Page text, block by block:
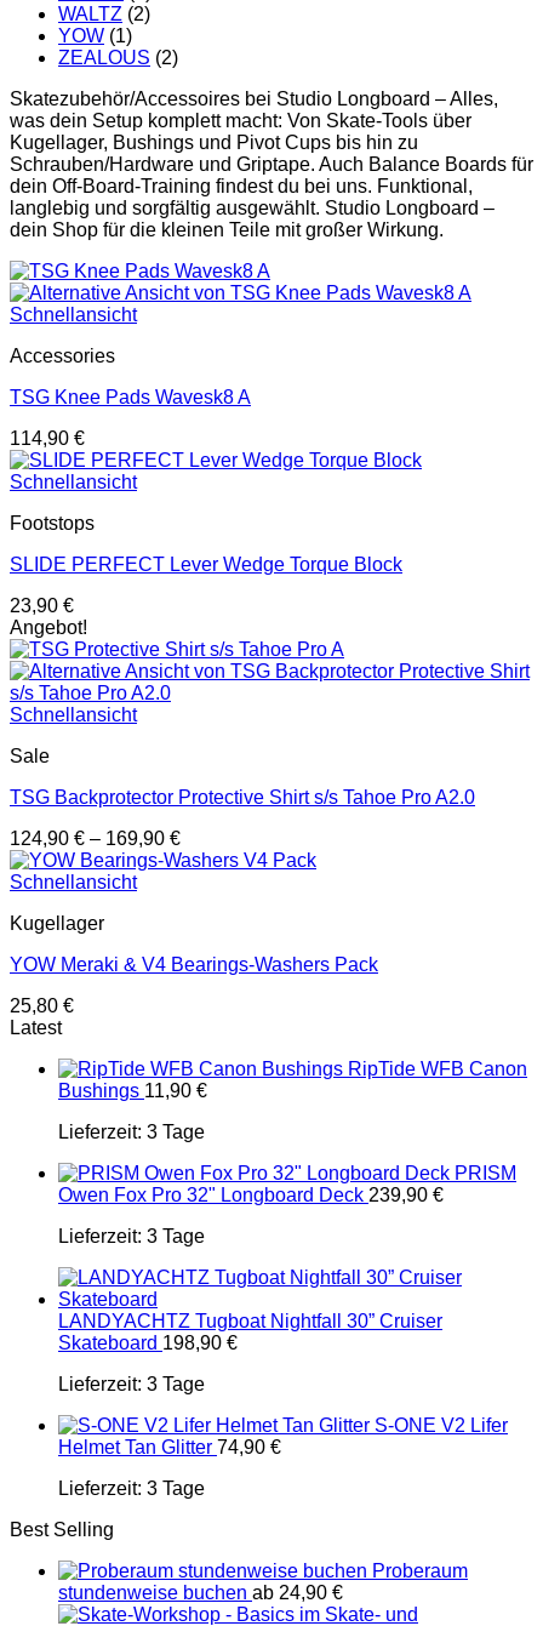
WALTZ (2)
YOW (1)
ZEALOUS (2)
Skatezubehör/Accessoires bei Studio Longboard – Alles,
was dein Setup komplett macht: Von Skate-Tools über
Kugellager, Bushings und Pivot Cups bis hin zu
Schrauben/Hardware und Griptape. Auch Balance Boards für
dein Off-Board-Training findest du bei uns. Funktional,
langlebig und sorgfältig ausgewählt. Studio Longboard –
dein Shop für die kleinen Teile mit großer Wirkung.
Schnellansicht
Accessories
TSG Knee Pads Wavesk8 A
114,90 €
Schnellansicht
Footstops
SLIDE PERFECT Lever Wedge Torque Block
23,90 €
Angebot!
Schnellansicht
Sale
TSG Backprotector Protective Shirt s/s Tahoe Pro A2.0
124,90 € – 169,90 €
Schnellansicht
Kugellager
YOW Meraki & V4 Bearings-Washers Pack
25,80 €
Latest
RipTide WFB Canon
Bushings 11,90 €
Lieferzeit: 3 Tage
PRISM
Owen Fox Pro 32" Longboard Deck 239,90 €
Lieferzeit: 3 Tage
LANDYACHTZ Tugboat Nightfall 30” Cruiser
Skateboard 198,90 €
Lieferzeit: 3 Tage
S-ONE V2 Lifer
Helmet Tan Glitter 74,90 €
Lieferzeit: 3 Tage
Best Selling
Proberaum
stundenweise buchen ab 24,90 €